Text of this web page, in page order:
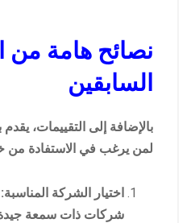
نصائح هامة من
السابقين
بالإضافة إلى التقييمات،
لمن يرغب في الاستفادة
اختيار الشركة
شركات ذات سمعة جيدة